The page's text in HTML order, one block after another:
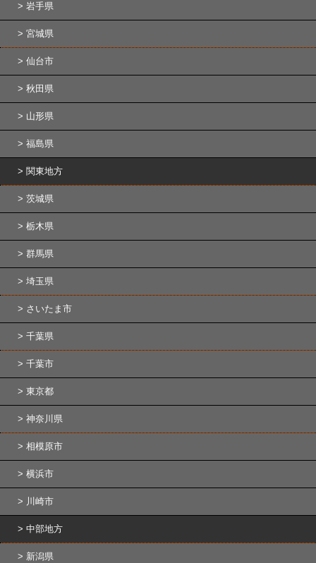
岩手県
宮城県
仙台市
秋田県
山形県
福島県
関東地方
茨城県
栃木県
群馬県
埼玉県
さいたま市
千葉県
千葉市
東京都
神奈川県
相模原市
横浜市
川崎市
中部地方
新潟県